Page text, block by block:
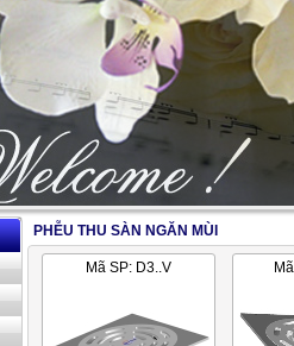
2/17
PHỄU THU SÀN NGĂN MÙI
Mã SP: D3..V